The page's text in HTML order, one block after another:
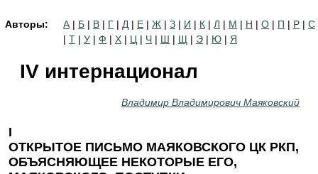
Авторы: А | Б | В | Г | Д | Е | Ж | З | И | К | Л | М | Н | О | П | Р | С
| Т | У | Ф | Х | Ц | Ч | Ш | Щ | Э | Ю | Я
IV интернационал
Владимир Владимирович Маяковский
I
ОТКРЫТОЕ ПИСЬМО МАЯКОВСКОГО ЦК РКП,
ОБЪЯСНЯЮЩЕЕ НЕКОТОРЫЕ ЕГО,